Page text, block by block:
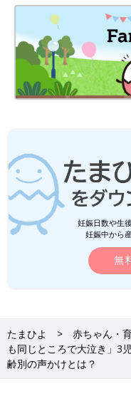
妊娠日数や生
妊娠中から
無
たまひよ 赤ちゃん・
も同じところで大泣き」3
齢別の声かけとは？